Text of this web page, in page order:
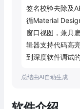
签名校验去除及
循Material
窗口视图，兼具
辑器支持代码高
到深度软件调试